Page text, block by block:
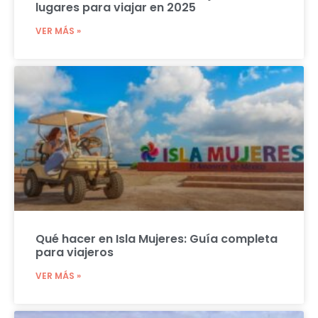
lugares para viajar en 2025
VER MÁS »
Qué hacer en Isla Mujeres: Guía completa
para viajeros
VER MÁS »